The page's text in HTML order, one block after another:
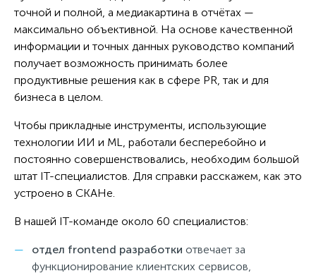
точной и полной, а медиакартина в отчётах —
максимально объективной. На основе качественной
информации и точных данных руководство компаний
получает возможность принимать более
продуктивные решения как в сфере PR, так и для
бизнеса в целом.
Чтобы прикладные инструменты, использующие
технологии ИИ и ML, работали бесперебойно и
постоянно совершенствовались, необходим большой
штат IT-специалистов. Для справки расскажем, как это
устроено в СКАНе.
В нашей IT-команде около 60 специалистов:
отдел frontend разработки отвечает за
функционирование клиентских сервисов,